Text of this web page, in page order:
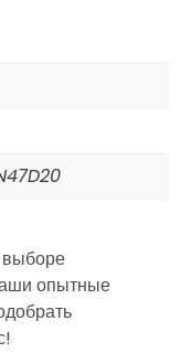
выборе
опытные